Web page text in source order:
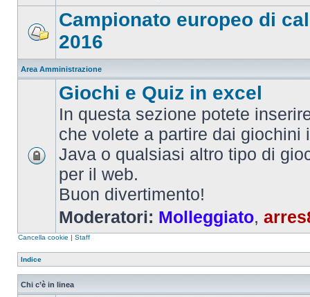
Campionato europeo di
2016
Area Amministrazione
Giochi e Quiz in excel
In questa sezione potete
che volete a partire dai giochini
Java o qualsiasi altro tipo di
per il web.
Buon divertimento!
Moderatori: Molleggiato,
Cancella cookie | Staff
Indice
Chi c’è in linea